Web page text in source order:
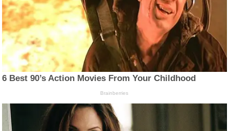
6 Best 90’s Action Movies From Your Childhood
Brainberries